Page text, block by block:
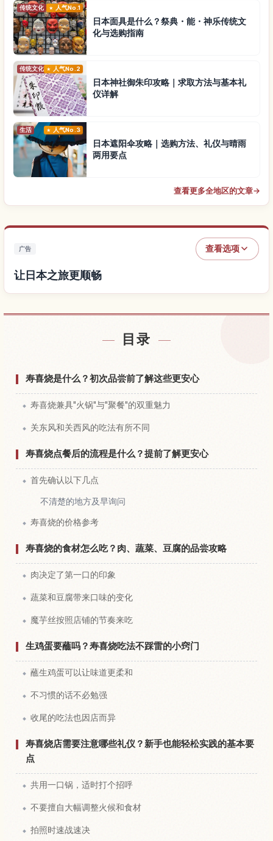
传统文化 人气No.1
日本面具是什么？祭典・能・神乐传统文
化与选购指南
传统文化 人气No.2
日本神社御朱印攻略｜求取方法与基本礼
仪详解
生活 人气No.3
日本遮阳伞攻略｜选购方法、礼仪与晴雨
两用要点
查看更多全地区的文章→
广告 查看选项
让日本之旅更顺畅
目录
寿喜烧是什么？初次品尝前了解这些更安心
寿喜烧兼具"火锅"与"聚餐"的双重魅力
关东风和关西风的吃法有所不同
寿喜烧点餐后的流程是什么？提前了解更安心
首先确认以下几点
不清楚的地方及早询问
寿喜烧的价格参考
寿喜烧的食材怎么吃？肉、蔬菜、豆腐的品尝攻略
肉决定了第一口的印象
蔬菜和豆腐带来口味的变化
魔芋丝按照店铺的节奏来吃
生鸡蛋要蘸吗？寿喜烧吃法不踩雷的小窍门
蘸生鸡蛋可以让味道更柔和
不习惯的话不必勉强
收尾的吃法也因店而异
寿喜烧店需要注意哪些礼仪？新手也能轻松实践的基本要
点
共用一口锅，适时打个招呼
不要擅自大幅调整火候和食材
拍照时速战速决